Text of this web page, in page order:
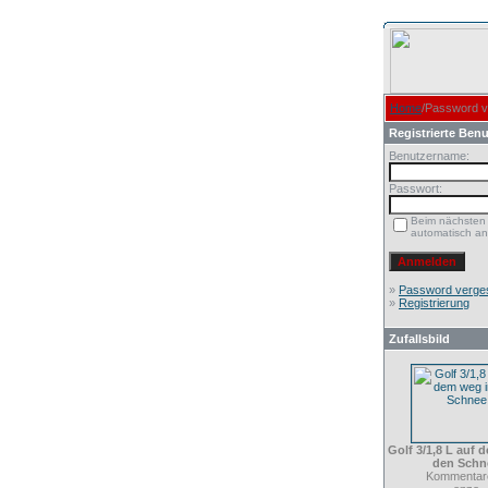
Home/Password
Registrierte
Benutzername:
Passwort:
Beim
automatisch
» Password
» Registrierung
Zufallsbild
Golf 3/1,8 L auf
den